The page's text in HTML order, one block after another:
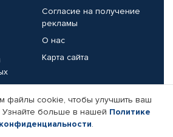
Согласие на получение
рекламы
О нас
Карта сайта
Реквизиты компании
файлы cookie, чтобы улучшить ваш
Узнайте больше в нашей Политике
конфиденциальности.